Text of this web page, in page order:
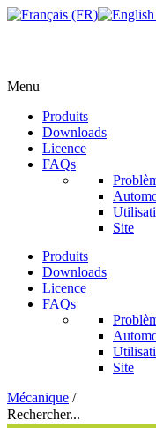
Menu
Produits
Downloads
Licence
FAQs
Site
Produits
Downloads
Licence
FAQs
Site
Mécanique /
Rechercher...